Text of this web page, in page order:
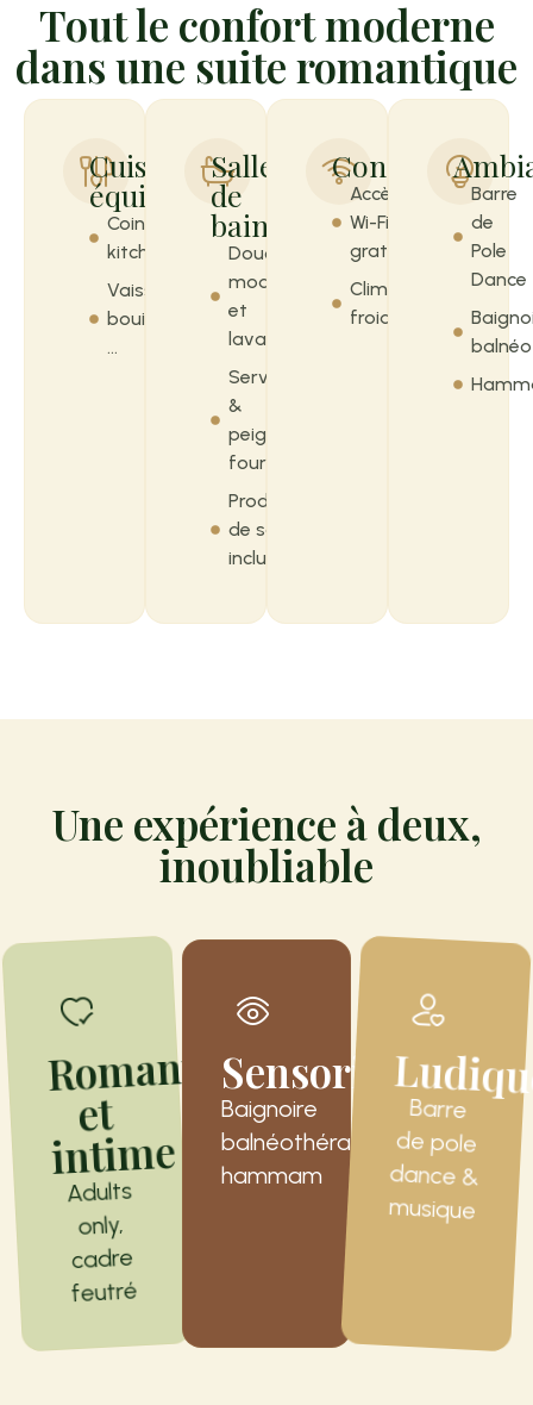
Tout le confort moderne
dans une suite romantique
Cuisine
équipée
Coin
kitchenette
Vaisselle,
bouilloire,
...
Salle
de
bain
Douche
moderne
et
lavabo
Serviettes
&
peignoirs
fournis
Produits
de soin
inclus
Confort
Accès
Wi-Fi
gratuit
Climatisation
froid / chaud
Barre
de
Pole
Dance
balnéo
Une expérience à deux,
inoubliable
Romantique
et
intime
Adults
only,
cadre
feutré
Sensorielle
Baignoire
balnéothérapie,
hammam
Barre
de pole
dance &
musique